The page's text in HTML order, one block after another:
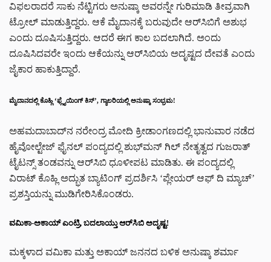
ವಿಫಲರಾದರೆ ಸಾಕು ನೆಟ್ಟಿಗರು ಅನುಷ್ಕಾ ಅವರನ್ನೇ ಗುರಿಮಾಡಿ ತೀವ್ರವಾಗಿ
ಟ್ರೋಲ್ ಮಾಡುತ್ತಿದ್ದರು. ಆಕೆ ಮೈದಾನಕ್ಕೆ ಬರುವುದೇ ಆರ್‌ಸಿಬಿಗೆ ಅಶುಭ
ಎಂದು ದೂಷಿಸುತ್ತಿದ್ದರು. ಆದರೆ ಈಗ ಕಾಲ ಬದಲಾಗಿದೆ. ಅಂದು
ದೂಷಿಸಿದವರೇ ಇಂದು ಆಕೆಯನ್ನು ಆರ್‌ಸಿಬಿಯ ಅದೃಷ್ಟದ ದೇವತೆ ಎಂದು
ಜೈಕಾರ ಹಾಕುತ್ತಿದ್ದಾರೆ.
ಮೈದಾನದಲ್ಲಿ ಕೊಹ್ಲಿ ‘ಫ್ಲೈಯಿಂಗ್ ಕಿಸ್’, ಗ್ಯಾಲರಿಯಲ್ಲಿ ಅನುಷ್ಕಾ ಸಂಭ್ರಮ!
ಅಹಮದಾಬಾದ್‌ನ ನರೇಂದ್ರ ಮೋದಿ ಕ್ರೀಡಾಂಗಣದಲ್ಲಿ ಭಾನುವಾರ ನಡೆದ
ಹೈವೋಲ್ಟೇಜ್ ಫೈನಲ್ ಪಂದ್ಯದಲ್ಲಿ ಶುಭ್‌ಮನ್ ಗಿಲ್ ನೇತೃತ್ವದ ಗುಜರಾತ್
ಟೈಟನ್ಸ್ ತಂಡವನ್ನು ಆರ್‌ಸಿಬಿ ಧೂಳೀಪಟ ಮಾಡಿತು. ಈ ಪಂದ್ಯದಲ್ಲಿ
ವಿರಾಟ್ ಕೊಹ್ಲಿ ಅದ್ಭುತ ಬ್ಯಾಟಿಂಗ್ ಪ್ರದರ್ಶಿಸಿ ‘ಪ್ಲೇಯರ್ ಆಫ್ ದಿ ಮ್ಯಾಚ್’
ಪ್ರಶಸ್ತಿಯನ್ನು ಮುಡಿಗೇರಿಸಿಕೊಂಡರು.
ವಮಿಕಾ-ಅಕಾಯ್ ಎಂಟ್ರಿ, ಬದಲಾಯ್ತು ಆರ್‌ಸಿಬಿ ಅದೃಷ್ಟ!
ಮಕ್ಕಳಾದ ವಮಿಕಾ ಮತ್ತು ಅಕಾಯ್ ಜನನದ ಬಳಿಕ ಅನುಷ್ಕಾ ಶರ್ಮಾ